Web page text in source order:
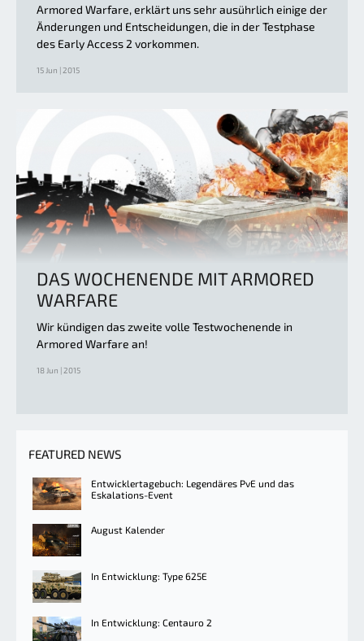
Armored Warfare, erklärt uns sehr ausührlich einige der
Änderungen und Entscheidungen, die in der Testphase
des Early Access 2 vorkommen.
15 Jun | 2015
DAS WOCHENENDE MIT ARMORED
WARFARE
Wir kündigen das zweite volle Testwochenende in
Armored Warfare an!
18 Jun | 2015
FEATURED NEWS
Entwicklertagebuch: Legendäres PvE und das
Eskalations-Event
August Kalender
In Entwicklung: Type 625E
In Entwicklung: Centauro 2